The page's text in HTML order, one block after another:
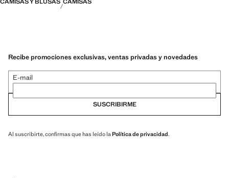
Recibe promociones exclusivas, ventas privadas y novedades
E-mail
SUSCRIBIRME
Al suscribirte, confirmas que has leído la Política de privacidad.